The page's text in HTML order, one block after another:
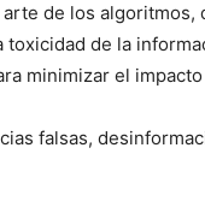
de los algoritmos,
de la
minimizar el impacto
falsas,